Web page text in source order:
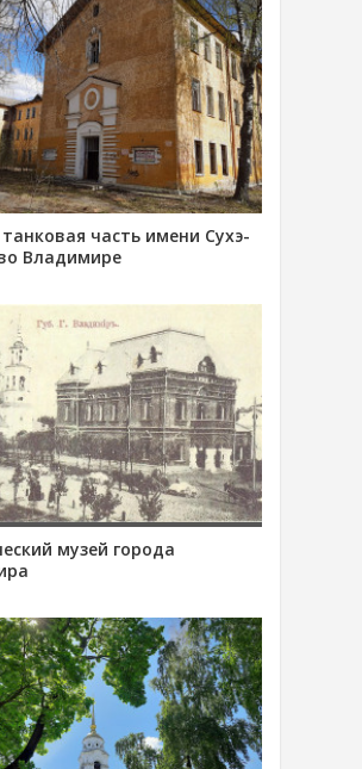
часть имени Сухэ-
Владимире
музей города